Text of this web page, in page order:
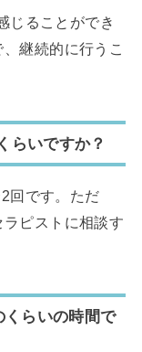
じることができ
継続的に行うこ
らいですか？
回です。ただ
ピストに相談す
らいの時間で